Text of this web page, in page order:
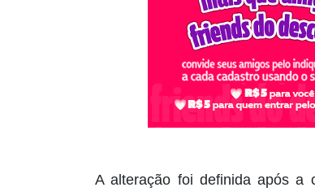
A alteração foi definida após a